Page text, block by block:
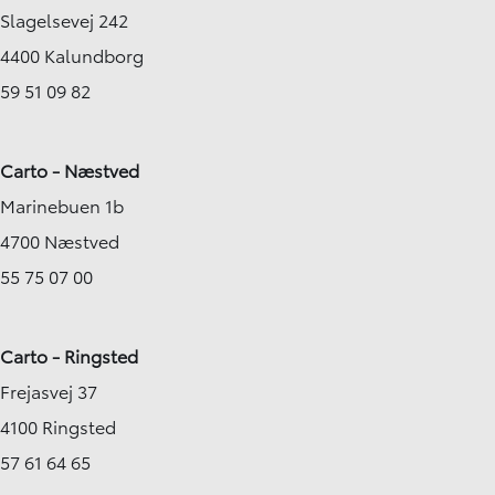
Slagelsevej 242
4400 Kalundborg
59 51 09 82
Carto - Næstved
Marinebuen 1b
4700 Næstved
55 75 07 00
Carto - Ringsted
Frejasvej 37
4100 Ringsted
57 61 64 65